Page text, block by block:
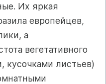
Их яркая
европейцев,
а
вегетативного
кусочками листьев)